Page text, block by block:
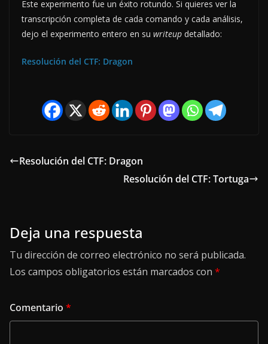
Este experimento fue un éxito rotundo. Si quieres ver la
transcripción completa de cada comando y cada análisis,
dejo el experimento entero en su writeup detallado:
Resolución del CTF: Dragon
Resolución del CTF: Dragon
Resolución del CTF: Tortuga
Deja una respuesta
Tu dirección de correo electrónico no será publicada.
Los campos obligatorios están marcados con *
Comentario *